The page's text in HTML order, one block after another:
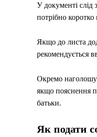
У документі слід
потрібно
Якщо до листа
рекомендується
Окремо
якщо пояснення
батьки.
Як подати